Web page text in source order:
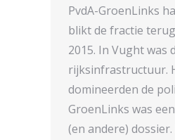
PvdA-GroenLinks
blikt de fractie
2015. In Vught was
rijksinfrastructuur.
domineerden de
GroenLinks was
(en andere)